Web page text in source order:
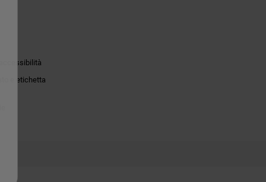
e etichetta